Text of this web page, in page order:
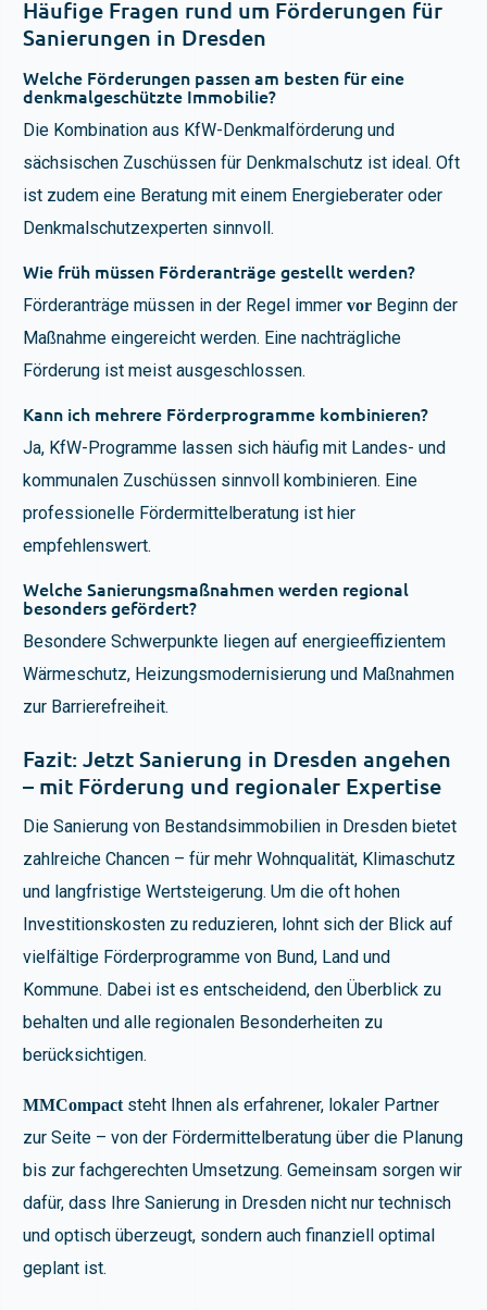
Häufige Fragen rund um Förderungen für
Sanierungen in Dresden
Welche Förderungen passen am besten für eine
denkmalgeschützte Immobilie?
Die Kombination aus KfW-Denkmalförderung und
sächsischen Zuschüssen für Denkmalschutz ist ideal. Oft
ist zudem eine Beratung mit einem Energieberater oder
Denkmalschutzexperten sinnvoll.
Wie früh müssen Förderanträge gestellt werden?
Förderanträge müssen in der Regel immervor Beginn der
Maßnahme eingereicht werden. Eine nachträgliche
Förderung ist meist ausgeschlossen.
Kann ich mehrere Förderprogramme kombinieren?
Ja, KfW-Programme lassen sich häufig mit Landes- und
kommunalen Zuschüssen sinnvoll kombinieren. Eine
professionelle Fördermittelberatung ist hier
empfehlenswert.
Welche Sanierungsmaßnahmen werden regional
besonders gefördert?
Besondere Schwerpunkte liegen auf energieeffizientem
Wärmeschutz, Heizungsmodernisierung und Maßnahmen
zur Barrierefreiheit.
Fazit: Jetzt Sanierung in Dresden angehen
– mit Förderung und regionaler Expertise
Die Sanierung von Bestandsimmobilien in Dresden bietet
zahlreiche Chancen – für mehr Wohnqualität, Klimaschutz
und langfristige Wertsteigerung. Um die oft hohen
Investitionskosten zu reduzieren, lohnt sich der Blick auf
vielfältige Förderprogramme von Bund, Land und
Kommune. Dabei ist es entscheidend, den Überblick zu
behalten und alle regionalen Besonderheiten zu
berücksichtigen.
MMCompactsteht Ihnen als erfahrener, lokaler Partner
zur Seite – von der Fördermittelberatung über die Planung
bis zur fachgerechten Umsetzung. Gemeinsam sorgen wir
dafür, dass Ihre Sanierung in Dresden nicht nur technisch
und optisch überzeugt, sondern auch finanziell optimal
geplant ist.